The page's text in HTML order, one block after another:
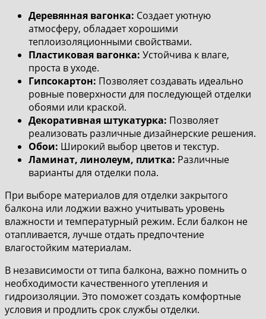
Деревянная вагонка: Создает уютную
атмосферу, обладает хорошими
теплоизоляционными свойствами.
Пластиковая вагонка: Устойчива к влаге,
проста в уходе.
Гипсокартон: Позволяет создавать идеально
ровные поверхности для последующей отделки
обоями или краской.
Декоративная штукатурка: Позволяет
реализовать различные дизайнерские решения.
Обои: Широкий выбор цветов и текстур.
Ламинат, линолеум, плитка: Различные
варианты для отделки пола.
При выборе материалов для отделки закрытого
балкона или лоджии важно учитывать уровень
влажности и температурный режим. Если балкон не
отапливается, лучше отдать предпочтение
влагостойким материалам.
В независимости от типа балкона, важно помнить о
необходимости качественного утепления и
гидроизоляции. Это поможет создать комфортные
условия и продлить срок службы отделки.